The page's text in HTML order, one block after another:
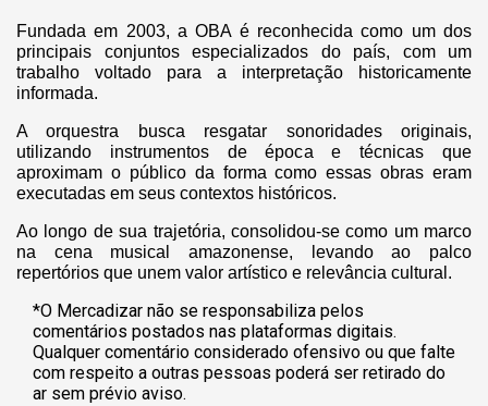
Fundada em 2003, a OBA é reconhecida como um dos
principais conjuntos especializados do país, com um
trabalho voltado para a interpretação historicamente
informada.
A orquestra busca resgatar sonoridades originais,
utilizando instrumentos de época e técnicas que
aproximam o público da forma como essas obras eram
executadas em seus contextos históricos.
Ao longo de sua trajetória, consolidou-se como um marco
na cena musical amazonense, levando ao palco
repertórios que unem valor artístico e relevância cultural.
*O Mercadizar não se responsabiliza pelos
comentários postados nas plataformas digitais.
Qualquer comentário considerado ofensivo ou que falte
com respeito a outras pessoas poderá ser retirado do
ar sem prévio aviso.